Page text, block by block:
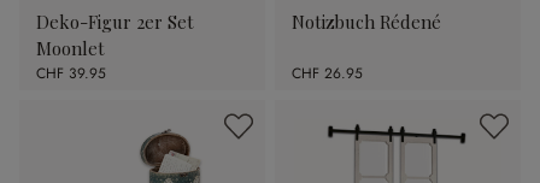
Deko-Figur 2er Set
Moonlet
CHF 39.95
Notizbuch Rédené
CHF 26.95